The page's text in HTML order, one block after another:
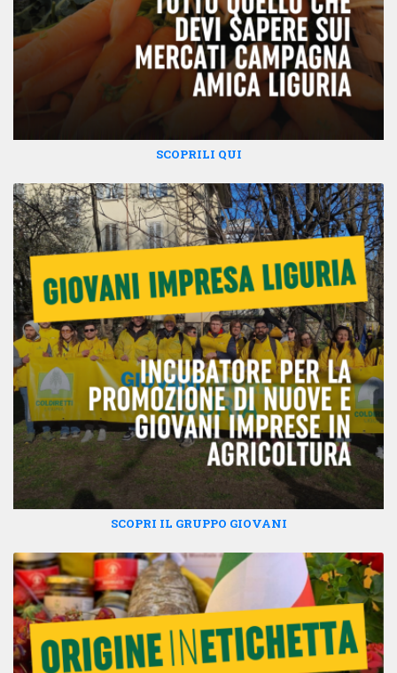
SCOPRILI QUI
SCOPRI IL GRUPPO GIOVANI